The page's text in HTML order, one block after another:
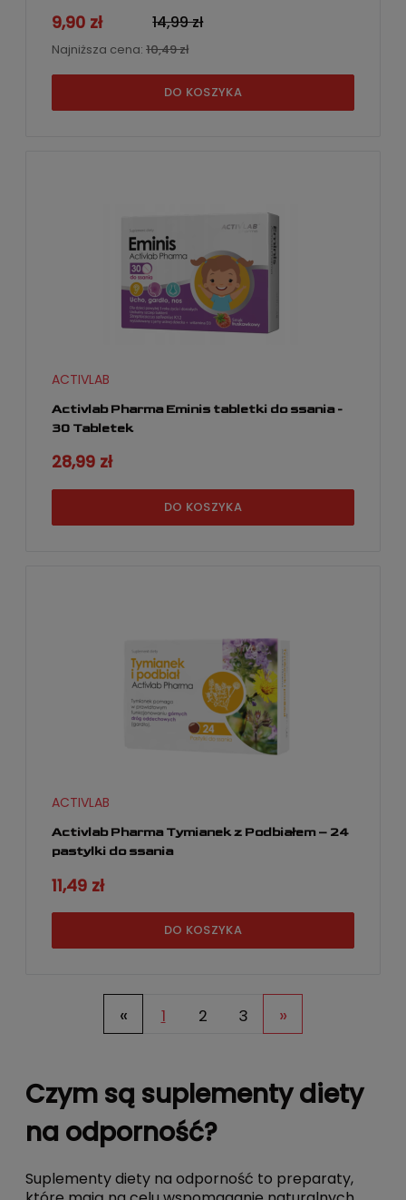
9,90 zł 14,99 zł
Najniższa cena: 10,49 zł
DO KOSZYKA
Activlab Pharma Eminis tabletki do ssania -
30 Tabletek
ACTIVLAB
28,99 zł
DO KOSZYKA
Activlab Pharma Tymianek z Podbiałem – 24
pastylki do ssania
ACTIVLAB
11,49 zł
DO KOSZYKA
« 1 2 3 »
Czym są suplementy diety
na odporność?
Suplementy diety na odporność to preparaty,